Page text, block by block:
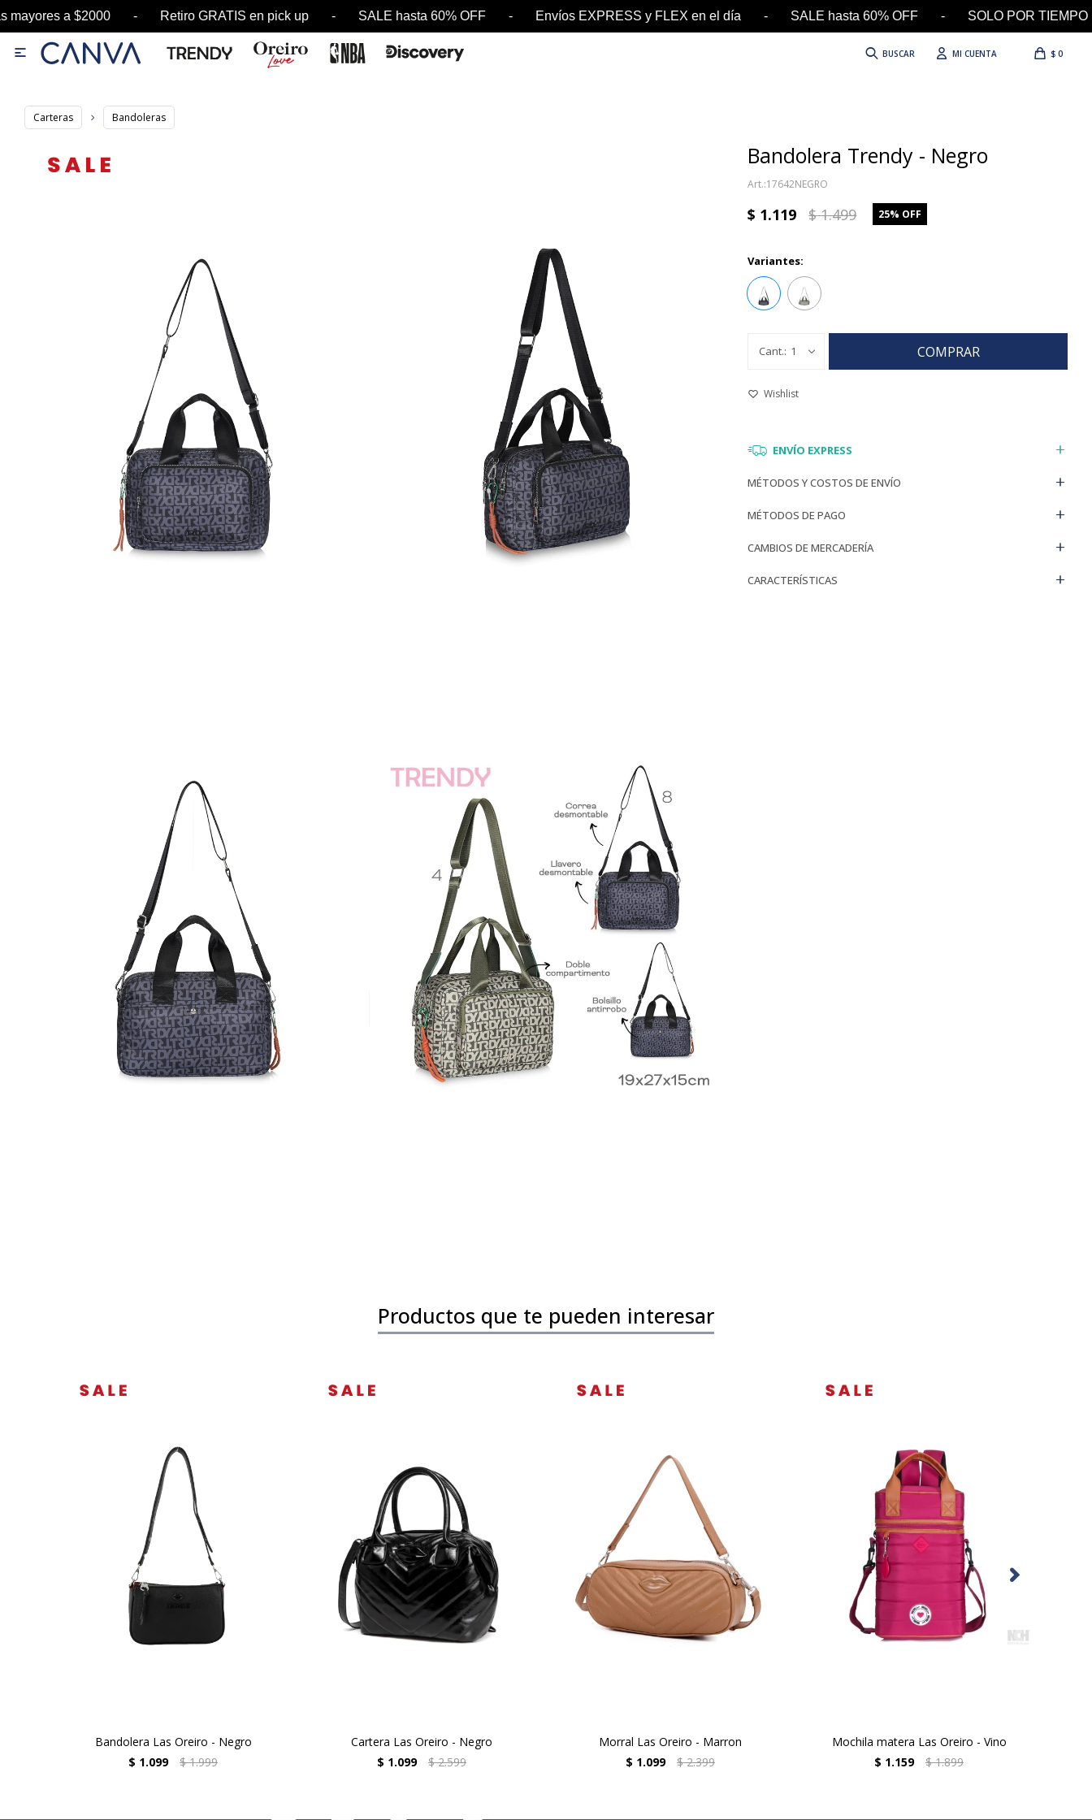
a $2000 - Retiro GRATIS en pick up - SALE hasta 60% OFF - Envíos EXPRESS y FLEX en el día - SALE hasta 60% OFF - SOLO POR TIEMPO
$ 0

Carteras Bandoleras
Bandolera Trendy - Negro
17642NEGRO
$ 1.119 $ 1.499 25
Variantes:
1 COMPRAR
ENVÍO EXPRESS
MÉTODOS Y COSTOS DE ENVÍO
MÉTODOS DE PAGO
CAMBIOS DE MERCADERÍA
CARACTERÍSTICAS
Productos que te pueden interesar
Bandolera Las Oreiro - Negro
$ 1.099 $ 1.999
Cartera Las Oreiro - Negro
$ 1.099 $ 2.599
Morral Las Oreiro - Marron
$ 1.099 $ 2.399
Mochila matera Las Oreiro - Vino
$ 1.159 $ 1.899